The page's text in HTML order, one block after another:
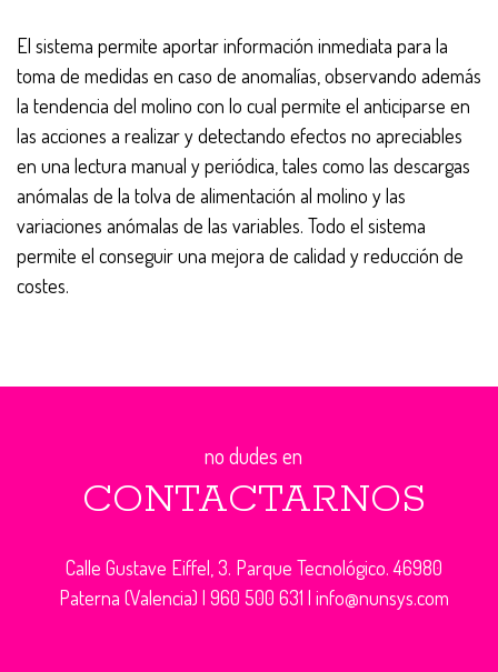
El sistema permite aportar información inmediata para la
toma de medidas en caso de anomalías, observando además
la tendencia del molino con lo cual permite el anticiparse en
las acciones a realizar y detectando efectos no apreciables
en una lectura manual y periódica, tales como las descargas
anómalas de la tolva de alimentación al molino y las
variaciones anómalas de las variables. Todo el sistema
permite el conseguir una mejora de calidad y reducción de
costes.
no dudes en
CONTACTARNOS
Calle Gustave Eiffel, 3. Parque Tecnológico. 46980
Paterna (Valencia) | 960 500 631 | info@nunsys.com